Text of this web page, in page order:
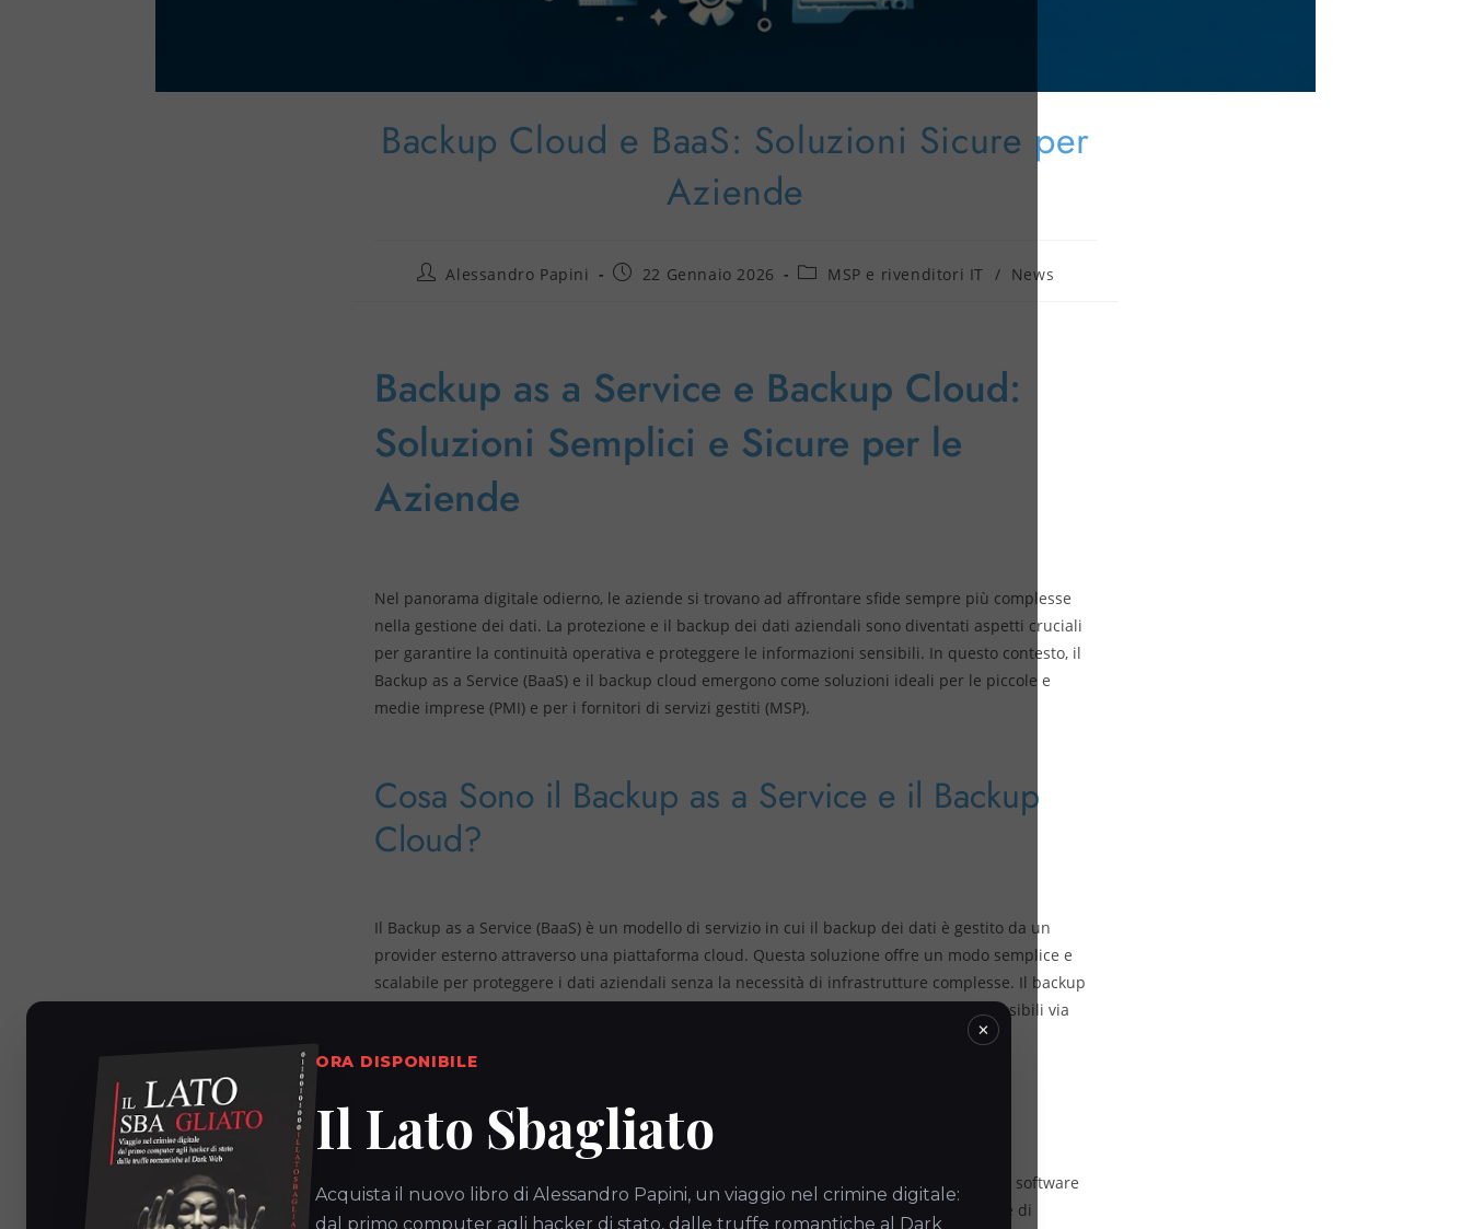
×
ORA DISPONIBILE
Il Lato Sbagliato
Acquista il nuovo libro di Alessandro Papini, un viaggio nel crimine digitale:
dal primo computer agli hacker di stato, dalle truffe romantiche al Dark
Backup Cloud e BaaS: Soluzioni Sicure per
Aziende
Alessandro Papini 22 Gennaio 2026 MSP e rivenditori IT / News
Backup as a Service e Backup Cloud:
Soluzioni Semplici e Sicure per le
Aziende
Nel panorama digitale odierno, le aziende si trovano ad affrontare sfide sempre più complesse
nella gestione dei dati. La protezione e il backup dei dati aziendali sono diventati aspetti cruciali
per garantire la continuità operativa e proteggere le informazioni sensibili. In questo contesto, il
Backup as a Service (BaaS) e il backup cloud emergono come soluzioni ideali per le piccole e
medie imprese (PMI) e per i fornitori di servizi gestiti (MSP).
Cosa Sono il Backup as a Service e il Backup
Cloud?
Il Backup as a Service (BaaS) è un modello di servizio in cui il backup dei dati è gestito da un
provider esterno attraverso una piattaforma cloud. Questa soluzione offre un modo semplice e
scalabile per proteggere i dati aziendali senza la necessità di infrastrutture complesse. Il backup
cloud, di per sé, si riferisce al processo di archiviazione dei dati su server remoti accessibili via
Vantaggi del Backup as a Service
1. Semplicità di Implementazione:
Il BaaS elimina la necessità di installare hardware e software
complessi. L’intero processo di backup è gestito dal provider, consentendo alle aziende di